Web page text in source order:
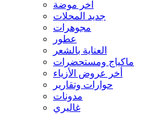
آخر موضة
جديد المحلات
مجوهرات
عطور
العناية بالشعر
ماكياج ومستحضرات
أخر عروض الأزياء
حوارات وتقارير
مدونات
غاليري